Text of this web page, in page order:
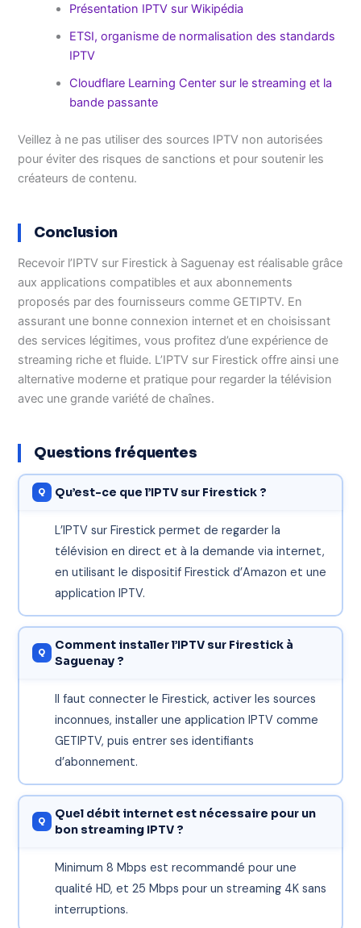
Présentation IPTV sur Wikipédia
ETSI, organisme de normalisation des standards
IPTV
Cloudflare Learning Center sur le streaming et la
bande passante
Veillez à ne pas utiliser des sources IPTV non autorisées
pour éviter des risques de sanctions et pour soutenir les
créateurs de contenu.
Conclusion
Recevoir l’IPTV sur Firestick à Saguenay est réalisable grâce
aux applications compatibles et aux abonnements
proposés par des fournisseurs comme GETIPTV. En
assurant une bonne connexion internet et en choisissant
des services légitimes, vous profitez d’une expérience de
streaming riche et fluide. L’IPTV sur Firestick offre ainsi une
alternative moderne et pratique pour regarder la télévision
avec une grande variété de chaînes.
Questions fréquentes
Qu’est-ce que l’IPTV sur Firestick ?
L’IPTV sur Firestick permet de regarder la
télévision en direct et à la demande via internet,
en utilisant le dispositif Firestick d’Amazon et une
application IPTV.
Comment installer l’IPTV sur Firestick à
Saguenay ?
Il faut connecter le Firestick, activer les sources
inconnues, installer une application IPTV comme
GETIPTV, puis entrer ses identifiants
d’abonnement.
Quel débit internet est nécessaire pour un
bon streaming IPTV ?
Minimum 8 Mbps est recommandé pour une
qualité HD, et 25 Mbps pour un streaming 4K sans
interruptions.